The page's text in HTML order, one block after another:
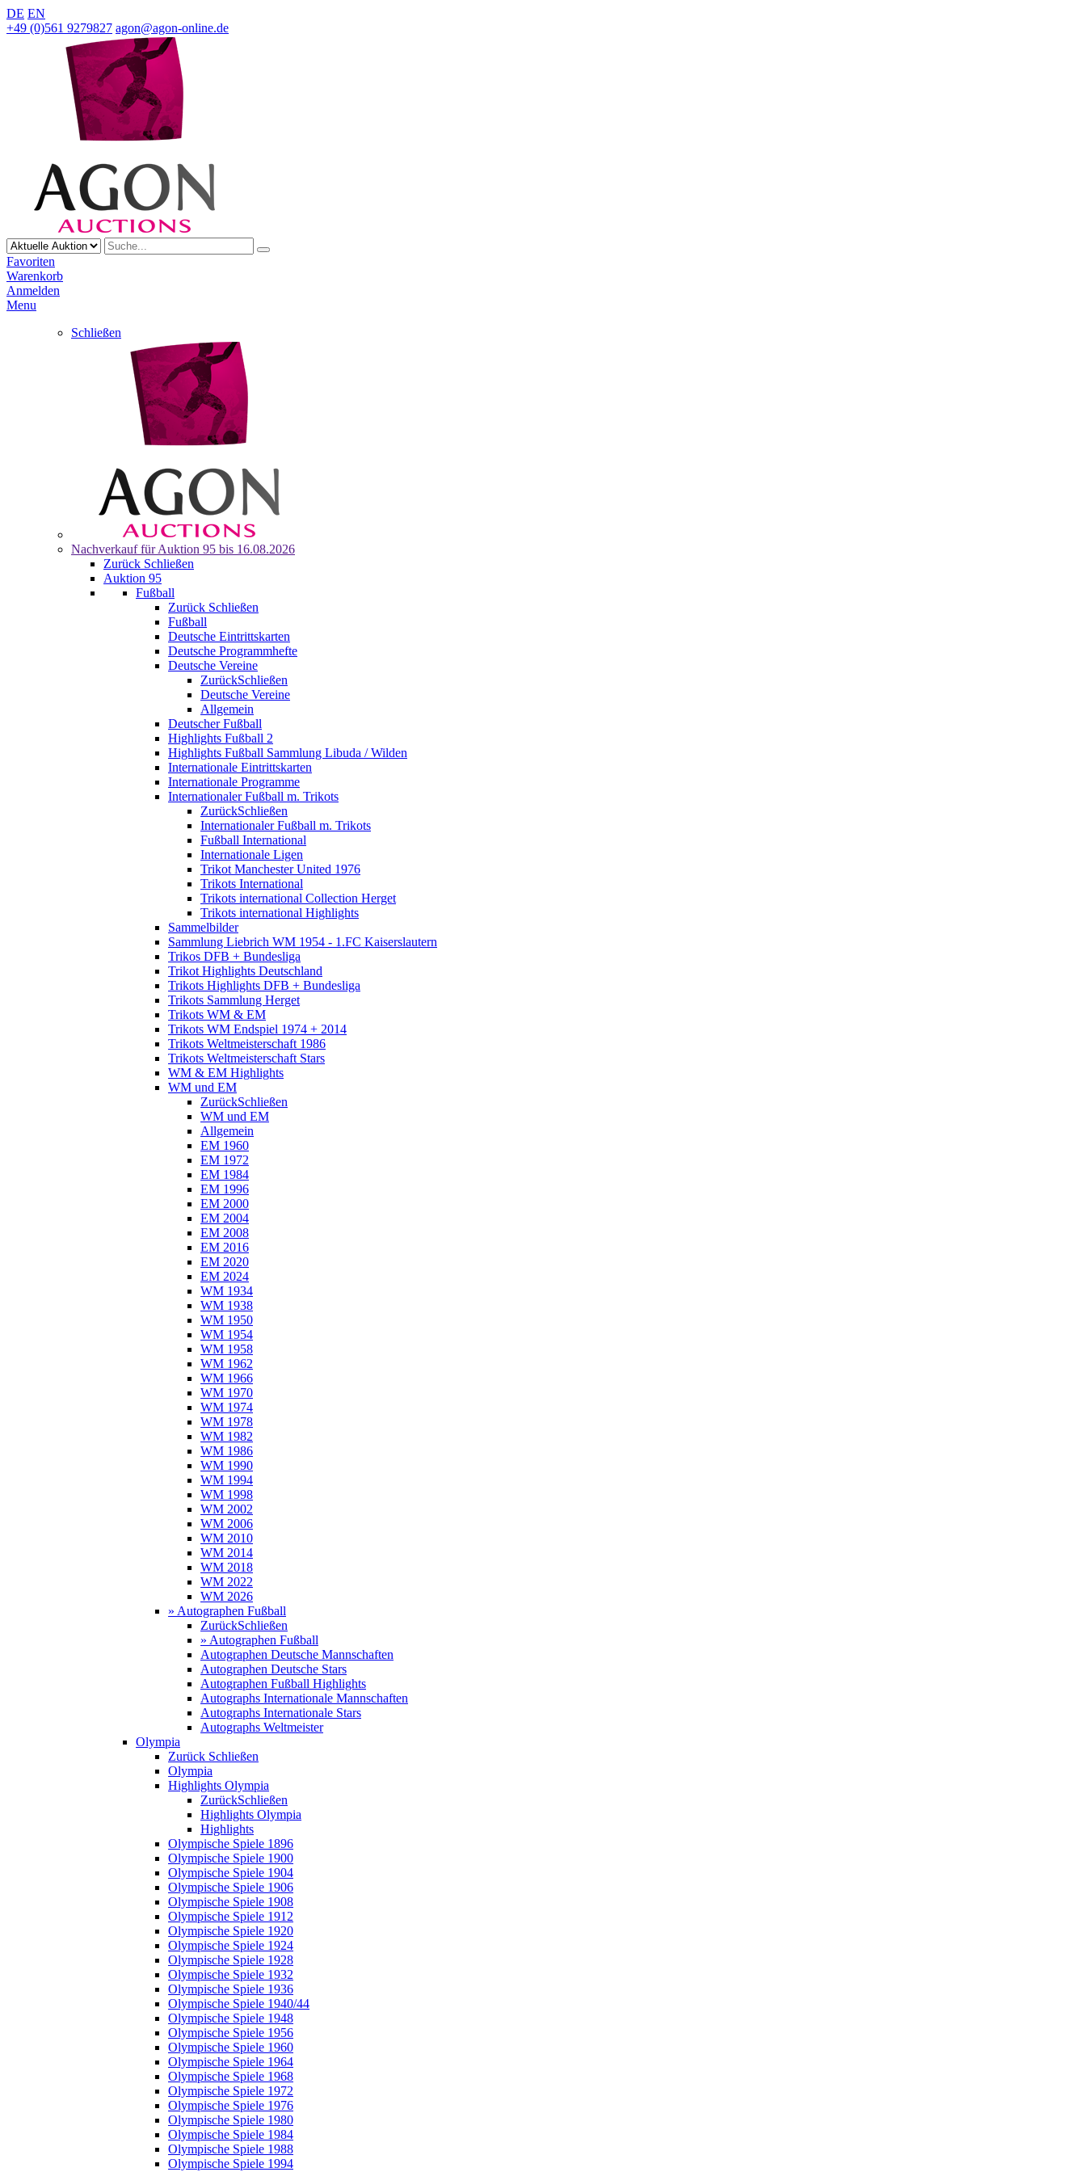
DE EN
+49 (0)561 9279827 agon@agon-online.de
Favoriten
Warenkorb
Anmelden
Menu
Schließen
Nachverkauf für Auktion 95 bis 16.08.2026
Zurück Schließen
Auktion 95
Fußball
Zurück Schließen
Fußball
Deutsche Eintrittskarten
Deutsche Programmhefte
Deutsche Vereine
ZurückSchließen
Deutsche Vereine
Allgemein
Deutscher Fußball
Highlights Fußball 2
Highlights Fußball Sammlung Libuda / Wilden
Internationale Eintrittskarten
Internationale Programme
Internationaler Fußball m. Trikots
ZurückSchließen
Internationaler Fußball m. Trikots
Fußball International
Internationale Ligen
Trikot Manchester United 1976
Trikots International
Trikots international Collection Herget
Trikots international Highlights
Sammelbilder
Sammlung Liebrich WM 1954 - 1.FC Kaiserslautern
Trikos DFB + Bundesliga
Trikot Highlights Deutschland
Trikots Highlights DFB + Bundesliga
Trikots Sammlung Herget
Trikots WM & EM
Trikots WM Endspiel 1974 + 2014
Trikots Weltmeisterschaft 1986
Trikots Weltmeisterschaft Stars
WM & EM Highlights
WM und EM
ZurückSchließen
WM und EM
Allgemein
EM 1960
EM 1972
EM 1984
EM 1996
EM 2000
EM 2004
EM 2008
EM 2016
EM 2020
EM 2024
WM 1934
WM 1938
WM 1950
WM 1954
WM 1958
WM 1962
WM 1966
WM 1970
WM 1974
WM 1978
WM 1982
WM 1986
WM 1990
WM 1994
WM 1998
WM 2002
WM 2006
WM 2010
WM 2014
WM 2018
WM 2022
WM 2026
» Autographen Fußball
ZurückSchließen
» Autographen Fußball
Autographen Deutsche Mannschaften
Autographen Deutsche Stars
Autographen Fußball Highlights
Autographs Internationale Mannschaften
Autographs Internationale Stars
Autographs Weltmeister
Olympia
Zurück Schließen
Olympia
Highlights Olympia
ZurückSchließen
Highlights Olympia
Highlights
Olympische Spiele 1896
Olympische Spiele 1900
Olympische Spiele 1904
Olympische Spiele 1906
Olympische Spiele 1908
Olympische Spiele 1912
Olympische Spiele 1920
Olympische Spiele 1924
Olympische Spiele 1928
Olympische Spiele 1932
Olympische Spiele 1936
Olympische Spiele 1940/44
Olympische Spiele 1948
Olympische Spiele 1956
Olympische Spiele 1960
Olympische Spiele 1964
Olympische Spiele 1968
Olympische Spiele 1972
Olympische Spiele 1976
Olympische Spiele 1980
Olympische Spiele 1984
Olympische Spiele 1988
Olympische Spiele 1994